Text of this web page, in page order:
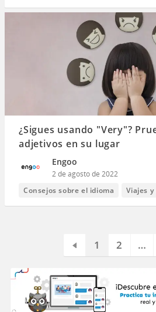
¿Sigues usando "Very"?
adjetivos en su lugar
Engoo
2 de agosto de 2022
Consejos sobre el idioma
Viajes
1 2 …